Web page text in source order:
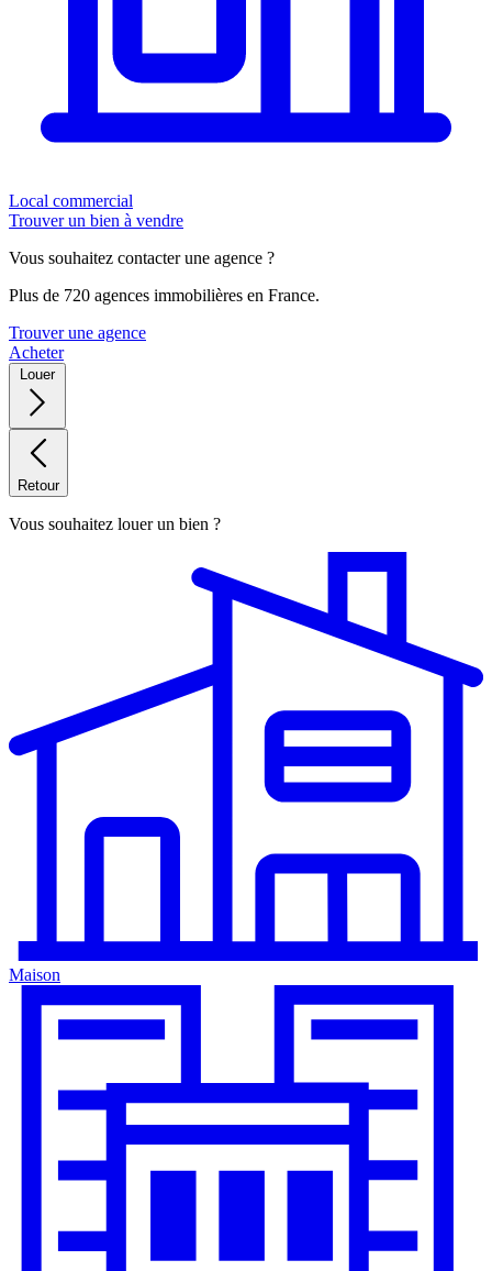
Local commercial
Trouver un bien à vendre
Vous souhaitez contacter une agence ?
Plus de 720 agences immobilières en France.
Trouver une agence
Acheter
Louer
Retour
Vous souhaitez louer un bien ?
Maison